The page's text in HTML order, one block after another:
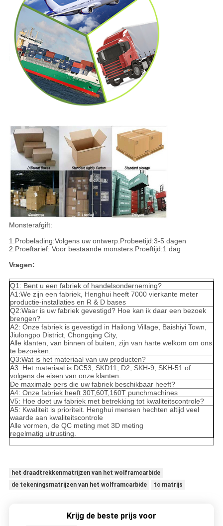
Monsterafgift:
1.Probelading:Volgens uw ontwerp.Probeetijd:3-5 dagen
2.Proeftarief: Voor bestaande monsters.Proeftijd:1 dag
Vragen:
Q1: Bent u een fabriek of handelsonderneming?
A1:We zijn een fabriek, Henghui heeft 7000 vierkante meter
productie-installaties en R & D bases
Q2:Waar is uw fabriek gevestigd? Hoe kan ik daar een bezoek
brengen?
A2: Onze fabriek is gevestigd in Hailong Village, Baishiyi Town,
Jiulongpo District, Chongqing City,
Alle klanten, van binnen of buiten, zijn van harte welkom om ons
te bezoeken.
Q3:Wat is het materiaal van uw producten?
A3: Het materiaal is DC53, SKD11, D2, SKH-9, SKH-51 of
volgens de eisen van onze klanten.
De maximale pers die uw fabriek beschikbaar heeft?
A4: Onze fabriek heeft 30T,60T,160T punchmachines
V5: Hoe doet uw fabriek met betrekking tot kwaliteitscontrole?
A5: Kwaliteit is prioriteit. Henghui mensen hechten altijd veel
waarde aan kwaliteitscontrole
Alle vormen, de QC meting met 3D meting
regelmatig uitrusting.
het draadtrekkenmatrijzen van het wolframcarbide
de tekeningsmatrijzen van het wolframcarbide
tc matrijs
Krijg de beste prijs voor